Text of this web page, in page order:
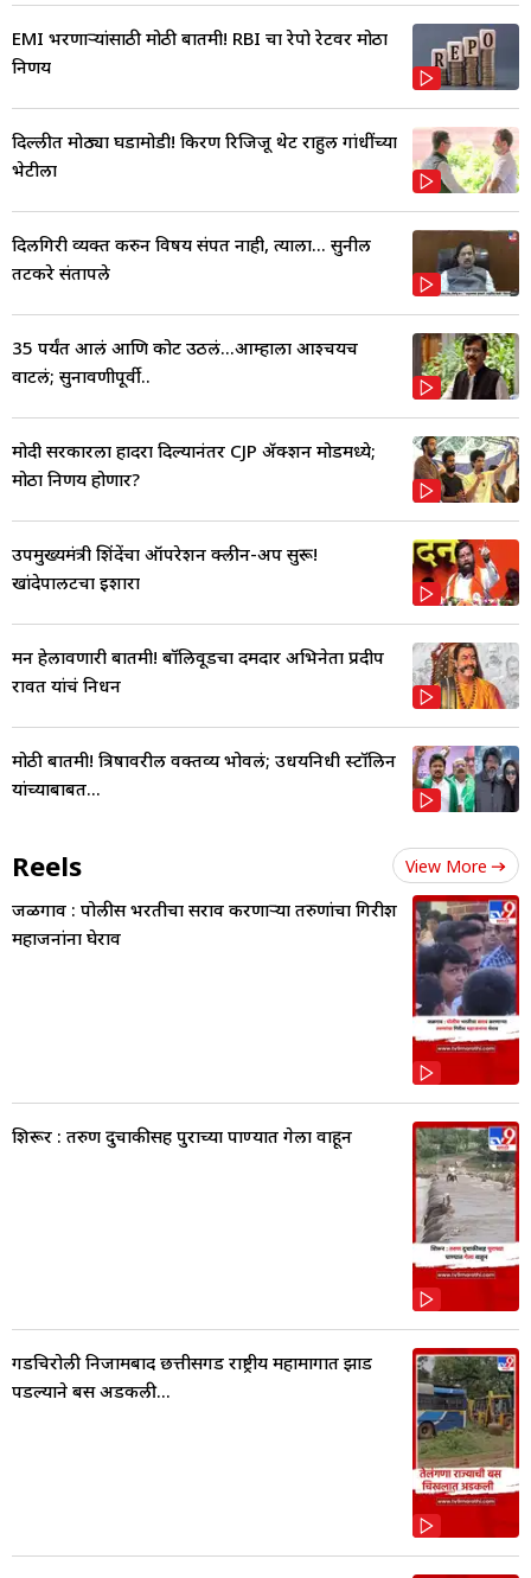
EMI भरणाऱ्यांसाठी मोठी बातमी! RBI चा रेपो रेटवर मोठा
निर्णय
दिल्लीत मोठ्या घडामोडी! किरण रिजिजू थेट राहुल गांधींच्या
भेटीला
दिलगिरी व्यक्त करुन विषय संपत नाही, त्याला... सुनील
तटकरे संतापले
35 पर्यंत आलं आणि कोर्ट उठलं...आम्हाला आश्चर्यच
वाटलं; सुनावणीपूर्वी..
मोदी सरकारला हादरा दिल्यानंतर CJP ॲक्शन मोडमध्ये;
मोठा निर्णय होणार?
उपमुख्यमंत्री शिंदेंचा ऑपरेशन क्लीन-अप सुरू!
खांदेपालटचा इशारा
मन हेलावणारी बातमी! बॉलिवूडचा दमदार अभिनेता प्रदीप
रावत यांचं निधन
मोठी बातमी! त्रिषावरील वक्तव्य भोवलं; उधयनिधी स्टॉलिन
यांच्याबाबत...
Reels View More
जळगाव : पोलीस भरतीचा सराव करणाऱ्या तरुणांचा गिरीश
महाजनांना घेराव
शिरूर : तरुण दुचाकीसह पुराच्या पाण्यात गेला वाहून
गडचिरोली निजामबाद छत्तीसगड राष्ट्रीय महामार्गात झाड
पडल्याने बस अडकली...